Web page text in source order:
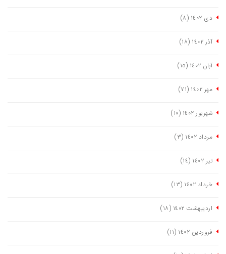
دی ١٤٠٢ (٨)
آذر ١٤٠٢ (١٨)
آبان ١٤٠٢ (١٥)
مهر ١٤٠٢ (٧١)
شهریور ١٤٠٢ (١٠)
مرداد ١٤٠٢ (٣)
تیر ١٤٠٢ (١٤)
خرداد ١٤٠٢ (١٣)
اردیبهشت ١٤٠٢ (١٨)
فروردین ١٤٠٢ (١١)